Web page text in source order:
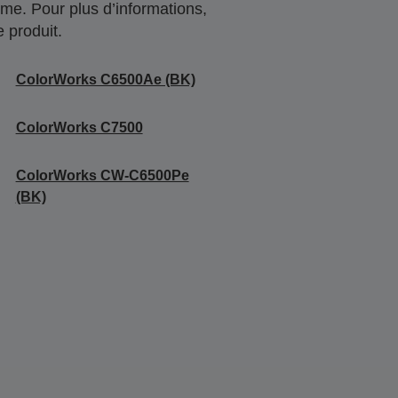
Pour plus d’informations,
produit.
ColorWorks C6500Ae (BK)
ColorWorks C7500
ColorWorks CW-C6500Pe
(BK)